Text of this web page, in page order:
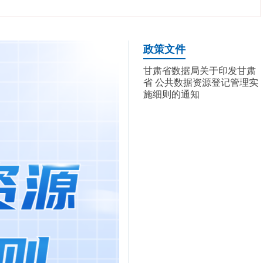
政策文件
甘肃省数据局关于印发甘肃
省 公共数据资源登记管理实
施细则的通知